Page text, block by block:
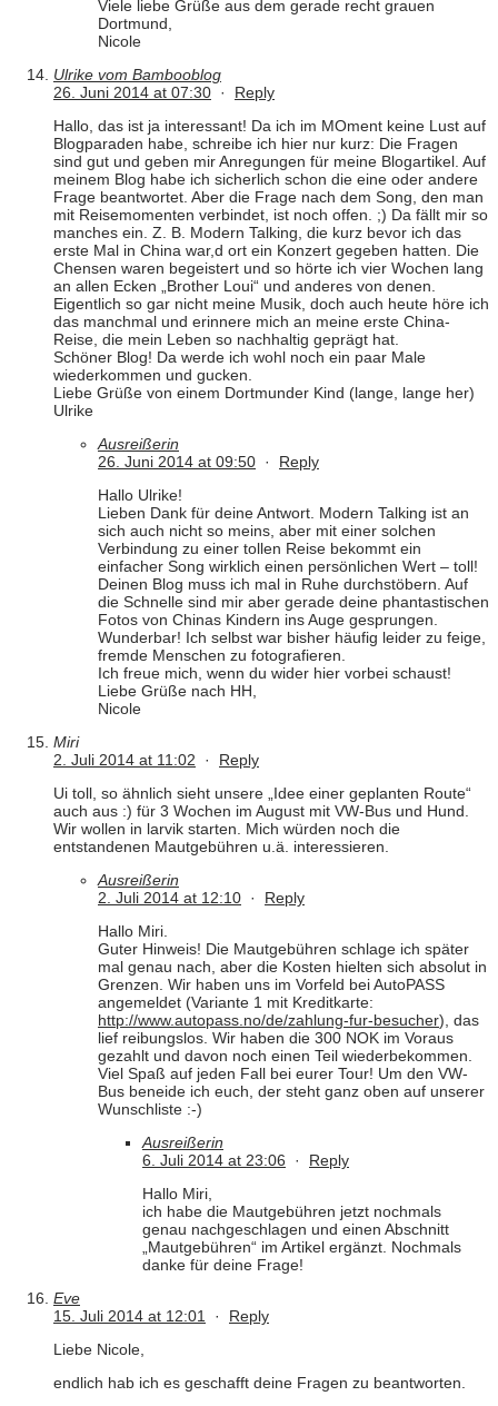
Viele liebe Grüße aus dem gerade recht grauen
Dortmund,
Nicole
Ulrike vom Bambooblog
26. Juni 2014 at 07:30 · Reply
Hallo, das ist ja interessant! Da ich im MOment keine Lust auf
Blogparaden habe, schreibe ich hier nur kurz: Die Fragen
sind gut und geben mir Anregungen für meine Blogartikel. Auf
meinem Blog habe ich sicherlich schon die eine oder andere
Frage beantwortet. Aber die Frage nach dem Song, den man
mit Reisemomenten verbindet, ist noch offen. ;) Da fällt mir so
manches ein. Z. B. Modern Talking, die kurz bevor ich das
erste Mal in China war,d ort ein Konzert gegeben hatten. Die
Chensen waren begeistert und so hörte ich vier Wochen lang
an allen Ecken „Brother Loui“ und anderes von denen.
Eigentlich so gar nicht meine Musik, doch auch heute höre ich
das manchmal und erinnere mich an meine erste China-
Reise, die mein Leben so nachhaltig geprägt hat.
Schöner Blog! Da werde ich wohl noch ein paar Male
wiederkommen und gucken.
Liebe Grüße von einem Dortmunder Kind (lange, lange her)
Ulrike
Ausreißerin
26. Juni 2014 at 09:50 · Reply
Hallo Ulrike!
Lieben Dank für deine Antwort. Modern Talking ist an
sich auch nicht so meins, aber mit einer solchen
Verbindung zu einer tollen Reise bekommt ein
einfacher Song wirklich einen persönlichen Wert – toll!
Deinen Blog muss ich mal in Ruhe durchstöbern. Auf
die Schnelle sind mir aber gerade deine phantastischen
Fotos von Chinas Kindern ins Auge gesprungen.
Wunderbar! Ich selbst war bisher häufig leider zu feige,
fremde Menschen zu fotografieren.
Ich freue mich, wenn du wider hier vorbei schaust!
Liebe Grüße nach HH,
Nicole
Miri
2. Juli 2014 at 11:02 · Reply
Ui toll, so ähnlich sieht unsere „Idee einer geplanten Route“
auch aus :) für 3 Wochen im August mit VW-Bus und Hund.
Wir wollen in larvik starten. Mich würden noch die
entstandenen Mautgebühren u.ä. interessieren.
Ausreißerin
2. Juli 2014 at 12:10 · Reply
Hallo Miri.
Guter Hinweis! Die Mautgebühren schlage ich später
mal genau nach, aber die Kosten hielten sich absolut in
Grenzen. Wir haben uns im Vorfeld bei AutoPASS
angemeldet (Variante 1 mit Kreditkarte:
http://www.autopass.no/de/zahlung-fur-besucher), das
lief reibungslos. Wir haben die 300 NOK im Voraus
gezahlt und davon noch einen Teil wiederbekommen.
Viel Spaß auf jeden Fall bei eurer Tour! Um den VW-
Bus beneide ich euch, der steht ganz oben auf unserer
Wunschliste :-)
Ausreißerin
6. Juli 2014 at 23:06 · Reply
Hallo Miri,
ich habe die Mautgebühren jetzt nochmals
genau nachgeschlagen und einen Abschnitt
„Mautgebühren“ im Artikel ergänzt. Nochmals
danke für deine Frage!
Eve
15. Juli 2014 at 12:01 · Reply
Liebe Nicole,
endlich hab ich es geschafft deine Fragen zu beantworten.